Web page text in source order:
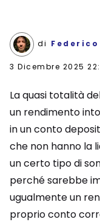
di Federico
3 Dicembre 2025
La quasi totalità
un rendimento
in un conto
che non hanno la
un certo tipo di
perché sarebbe
ugualmente un
proprio conto